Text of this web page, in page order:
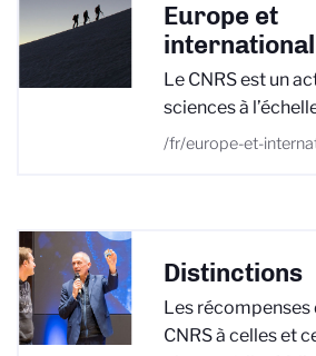
Europe et
international
Le CNRS est un
sciences à
/fr/europe-et-
Distinctions
Les récompenses
CNRS à celles et